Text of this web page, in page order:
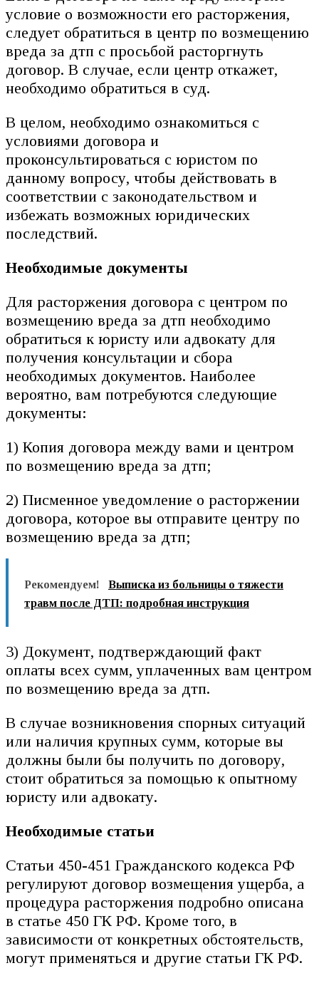
условие о возможности его расторжения,
следует обратиться в центр по возмещению
вреда за дтп с просьбой расторгнуть
договор. В случае, если центр откажет,
необходимо обратиться в суд.
В целом, необходимо ознакомиться с
условиями договора и
проконсультироваться с юристом по
данному вопросу, чтобы действовать в
соответствии с законодательством и
избежать возможных юридических
последствий.
Необходимые документы
Для расторжения договора с центром по
возмещению вреда за дтп необходимо
обратиться к юристу или адвокату для
получения консультации и сбора
необходимых документов. Наиболее
вероятно, вам потребуются следующие
документы:
1) Копия договора между вами и центром
по возмещению вреда за дтп;
2) Писменное уведомление о расторжении
договора, которое вы отправите центру по
возмещению вреда за дтп;
Рекомендуем!
Выписка из больницы о тяжести
травм после ДТП: подробная инструкция
3) Документ, подтверждающий факт
оплаты всех сумм, уплаченных вам центром
по возмещению вреда за дтп.
В случае возникновения спорных ситуаций
или наличия крупных сумм, которые вы
должны были бы получить по договору,
стоит обратиться за помощью к опытному
юристу или адвокату.
Необходимые статьи
Статьи 450-451 Гражданского кодекса РФ
регулируют договор возмещения ущерба, а
процедура расторжения подробно описана
в статье 450 ГК РФ. Кроме того, в
зависимости от конкретных обстоятельств,
могут применяться и другие статьи ГК РФ.